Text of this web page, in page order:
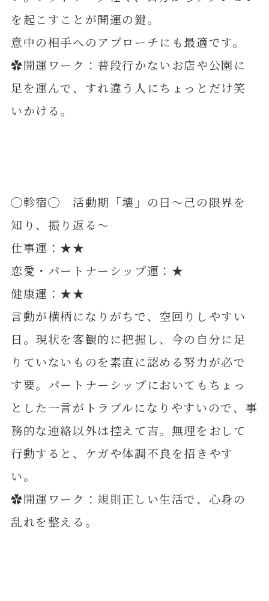
を起こすことが開運の鍵。
意中の相手へのアプローチにも最適です。
✿開運ワーク：普段行かないお店や公園に
足を運んで、すれ違う人にちょっとだけ笑
いかける。
◯軫宿◯ 活動期「壊」の日～己の限界を
知り、振り返る～
仕事運：★★
恋愛・パートナーシップ運：★
健康運：★★
言動が横柄になりがちで、空回りしやすい
日。現状を客観的に把握し、今の自分に足
りていないものを素直に認める努力が必で
す要。パートナーシップにおいてもちょっ
とした一言がトラブルになりやすいので、事
務的な連絡以外は控えて吉。無理をおして
行動すると、ケガや体調不良を招きやす
い。
✿開運ワーク：規則正しい生活で、心身の
乱れを整える。